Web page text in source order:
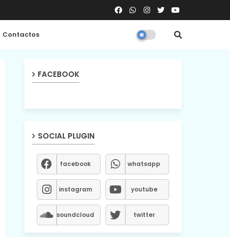
Contactos
FACEBOOK
SOCIAL PLUGIN
facebook whatsapp
instagram youtube
soundcloud twitter